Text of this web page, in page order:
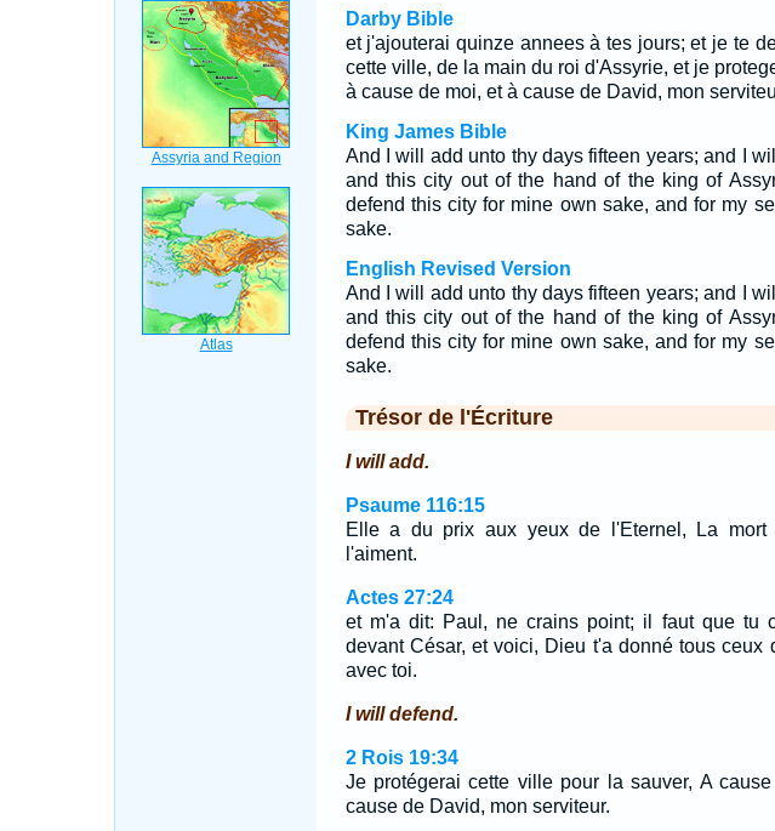
Darby Bible
et j'ajouterai quinze annees à tes jours; et je te
cette ville, de la main du roi d'Assyrie, et je
à cause de moi, et à cause de David, mon
King James Bible
And I will add unto thy days fifteen years; and I
and this city out of the hand of the king of
defend this city for mine own sake, and for my
sake.
English Revised Version
And I will add unto thy days fifteen years; and I
and this city out of the hand of the king of
defend this city for mine own sake, and for my
sake.
Trésor de l'Écriture
I will add.
Psaume 116:15
Elle a du prix aux yeux de l'Eternel, La mort
l'aiment.
Actes 27:24
et m'a dit: Paul, ne crains point; il faut que tu
devant César, et voici, Dieu t'a donné tous ceux
avec toi.
I will defend.
2 Rois 19:34
Je protégerai cette ville pour la sauver, A
cause de David, mon serviteur.